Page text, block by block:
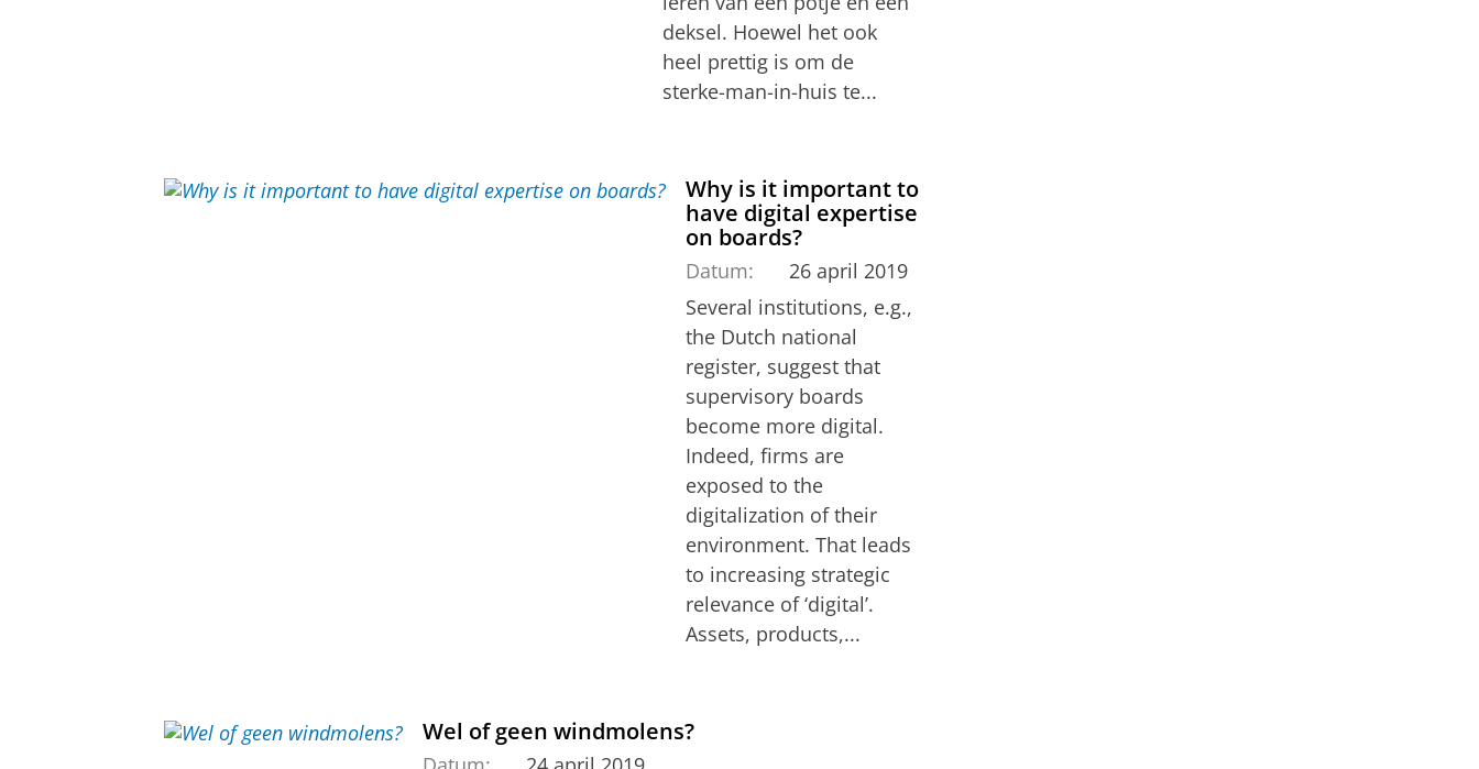
deksel. Hoewel het ook
heel prettig is om de
sterke-man-in-huis te...
Why is it important to
have digital expertise
on boards?
Datum:
26 april 2019
Several institutions, e.g.,
the Dutch national
register, suggest that
supervisory boards
become more digital.
Indeed, firms are
exposed to the
digitalization of their
environment. That leads
to increasing strategic
relevance of ‘digital’.
Assets, products,...
Wel of geen windmolens?